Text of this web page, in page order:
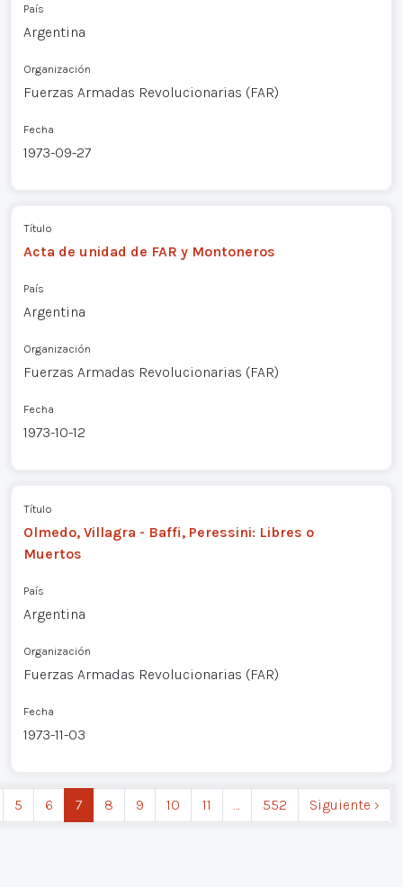
País
Argentina
Organización
Fuerzas Armadas Revolucionarias (FAR)
Fecha
1973-09-27
Título
Acta de unidad de FAR y Montoneros
País
Argentina
Organización
Fuerzas Armadas Revolucionarias (FAR)
Fecha
1973-10-12
Título
Olmedo, Villagra - Baffi, Peressini: Libres o
Muertos
País
Argentina
Organización
Fuerzas Armadas Revolucionarias (FAR)
Fecha
1973-11-03
5 6 7 8 9 10 11 … 552 Siguiente ›